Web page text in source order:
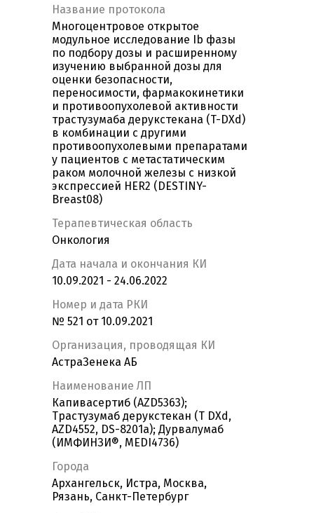
Название протокола
Многоцентровое открытое
модульное исследование Ib фазы
по подбору дозы и расширенному
изучению выбранной дозы для
оценки безопасности,
переносимости, фармакокинетики
и противоопухолевой активности
трастузумаба дерукстекана (T-DXd)
в комбинации с другими
противоопухолевыми препаратами
у пациентов с метастатическим
раком молочной железы с низкой
экспрессией HER2 (DESTINY-
Breast08)
Терапевтическая область
Онкология
Дата начала и окончания КИ
10.09.2021 - 24.06.2022
Номер и дата РКИ
№ 521 от 10.09.2021
Организация, проводящая КИ
АстраЗенека АБ
Наименование ЛП
Капивасертиб (AZD5363);
Трастузумаб дерукстекан (T DXd,
AZD4552, DS-8201a); Дурвалумаб
(ИМФИНЗИ®, MEDI4736)
Города
Архангельск, Истра, Москва,
Рязань, Санкт-Петербург